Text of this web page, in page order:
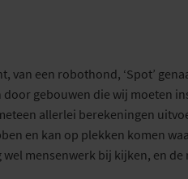
van een robothond, ‘Spot’
door gebouwen die wij moeten
allerlei berekeningen
en kan op plekken komen
wel mensenwerk bij kijken, en de